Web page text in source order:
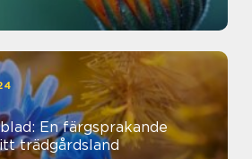
En färgsprakande
trädgårdsland